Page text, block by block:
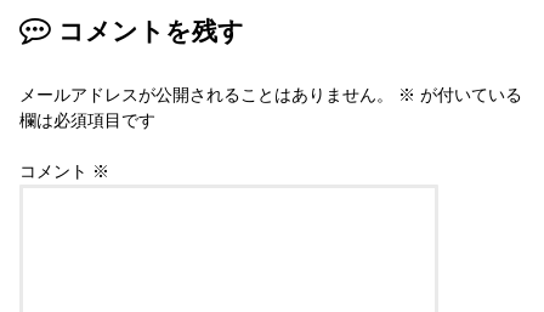
コメントを残す
メールアドレスが公開されることはありません。 ※ が付いている
欄は必須項目です
コメント ※